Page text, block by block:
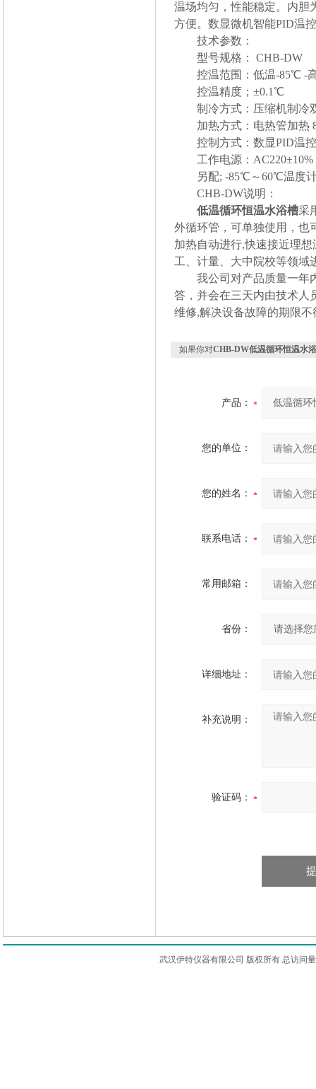
温场均匀，性能稳定。内胆
方便。数显微机智能PID温
技术参数：
型号规格： CHB-DW
控温范围：低温-85℃ -
控温精度；±0.1℃
制冷方式：压缩机制冷
加热方式：电热管加热
控制方式：数显PID温控
工作电源：AC220±10%
另配; -85℃～60℃温度计
CHB-DW说明：
低温循环恒温水浴槽采
外循环管，可单独使用，也
加热自动进行,快速接近理
工、计量、大中院校等领域
我公司对产品质量一年内
答，并会在三天内由技术人
维修,解决设备故障的期限
如果你对CHB-DW低温循环恒温水
产品：
您的单位：
您的姓名：
联系电话：
常用邮箱：
省份：
详细地址：
补充说明：
验证码：
武汉伊特仪器有限公司 版权所有 总访问